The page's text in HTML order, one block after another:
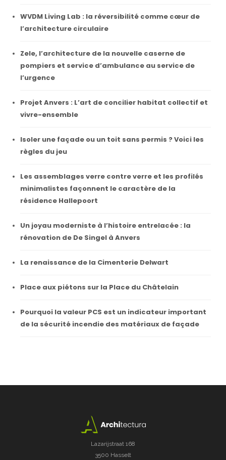
WVDM Living Lab : la réversibilité comme cœur de
l’architecture circulaire
Zele, l’architecture de la nouvelle caserne de
pompiers et service d’ambulance au service de
l’urgence
Projet Anvers : L’art de concilier habitat collectif et
vivre-ensemble
Isoler une façade ou un toit sans permis ? Voici les
règles du jeu
Les assemblages verre contre verre et les profilés
minimalistes façonnent le caractère de la
résidence Hallepoort
Un joyau moderniste à l’histoire entrelacée : la
rénovation de De Singel à Anvers
La renaissance de la Cimenterie Delwart
Place aux piétons sur la Place du Châtelain
Pourquoi la valeur PCS est un indicateur important
de la sécurité incendie des matériaux de façade
Lazarijstraat 168
3500 Hasselt